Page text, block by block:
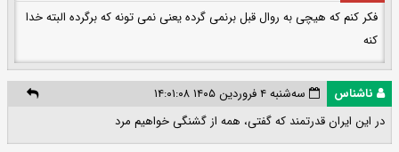
فکر کنم که هیچی به روال قبل برنمی گرده یعنی نمی تونه که برگرده البته خدا
کنه
ناشناس
سه‌شنبه ۴ فروردین ۱۴۰۵ ۱۴:۰۱:۰۸
در این ایران قدرتمند که گفتی، همه از گشنگی خواهیم مرد